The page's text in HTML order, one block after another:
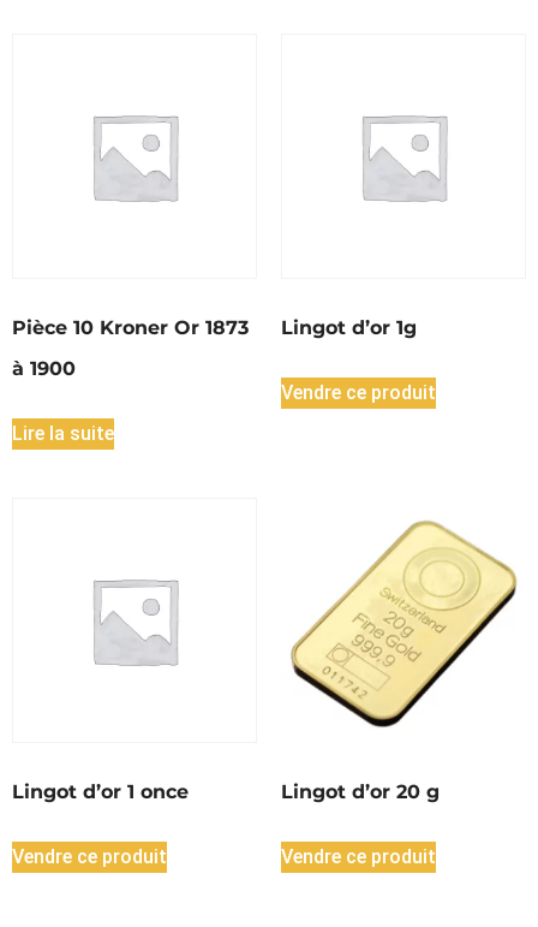
Pièce 10 Kroner Or 1873
à 1900
Lire la suite
Lingot d’or 1g
Vendre ce produit
Lingot d’or 1 once
Vendre ce produit
Lingot d’or 20 g
Vendre ce produit